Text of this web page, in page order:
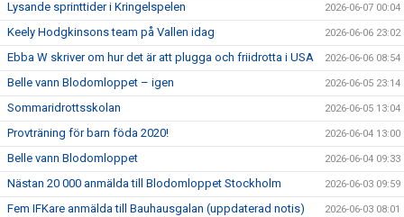
Lysande sprinttider i Kringelspelen 2026-06-07 00:04
Keely Hodgkinsons team på Vallen idag 2026-06-06 23:02
Ebba W skriver om hur det är att plugga och friidrotta i USA 2026-06-06 08:54
Belle vann Blodomloppet – igen 2026-06-05 23:14
Sommaridrottsskolan 2026-06-05 13:04
Provträning för barn föda 2020! 2026-06-04 13:00
Belle vann Blodomloppet 2026-06-04 09:33
Nästan 20 000 anmälda till Blodomloppet Stockholm 2026-06-03 09:59
Fem IFKare anmälda till Bauhausgalan (uppdaterad notis) 2026-06-03 08:01